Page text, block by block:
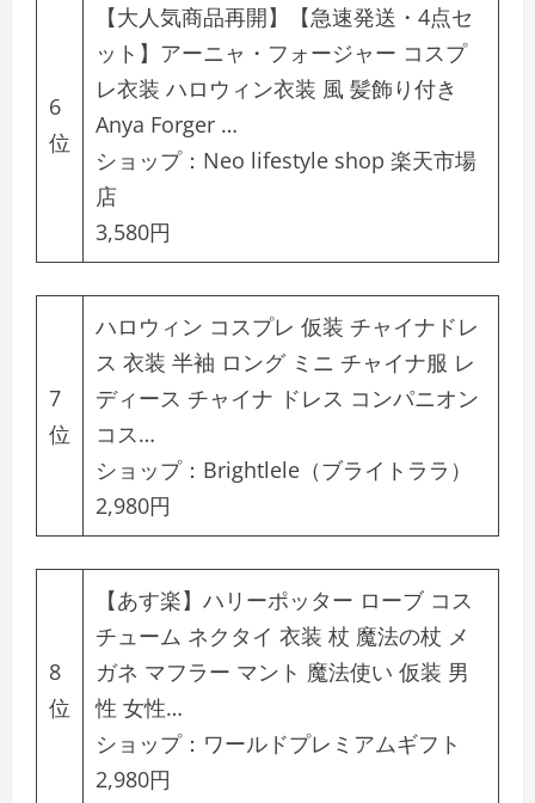
6
位
【大人気商品再開】【急速発送・4点セ
ット】アーニャ・フォージャー コスプ
レ衣装 ハロウィン衣装 風 髪飾り付き
Anya Forger …
ショップ： Neo lifestyle shop 楽天市場
店
3,580円
7
位
ハロウィン コスプレ 仮装 チャイナドレ
ス 衣装 半袖 ロング ミニ チャイナ服 レ
ディース チャイナ ドレス コンパニオン
コス…
ショップ： Brightlele（ブライトララ）
2,980円
8
位
【あす楽】ハリーポッター ローブ コス
チューム ネクタイ 衣装 杖 魔法の杖 メ
ガネ マフラー マント 魔法使い 仮装 男
性 女性…
ショップ： ワールドプレミアムギフト
2,980円